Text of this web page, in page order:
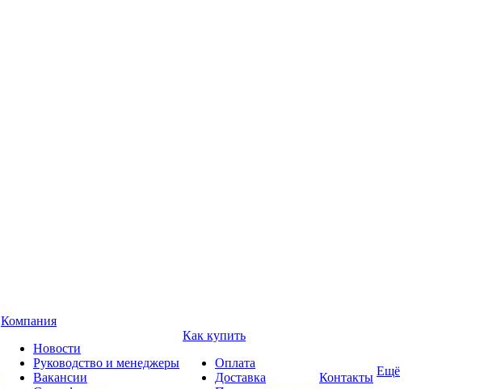
Компания
Новости
Руководство и менеджеры
Вакансии
Как купить
Оплата
Доставка
Контакты Ещё